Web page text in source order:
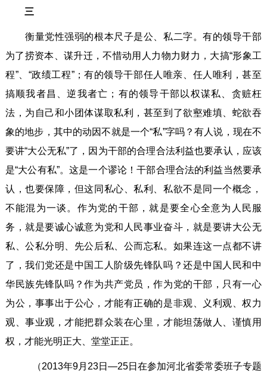
三
衡量党性强弱的根本尺子是公、私二字。有的领导干部
为了捞资本、谋升迁，不惜动用人力物力财力，大搞“形象工
程”、“政绩工程”；有的领导干部任人唯亲、任人唯利，甚至
搞顺我者昌、逆我者亡；有的领导干部以权谋私、贪赃枉
法，为自己和小团体谋取私利，甚至到了欲壑难填、蛇欲吞
象的地步，其中的动因不就是一个“私”字吗？有人说，现在不
要讲“大公无私”了，因为干部的合理合法利益也要承认，应该
是“大公有私”。这是一个谬论！干部合理合法的利益当然要承
认，也要保障，但这同私心、私利、私欲不是同一个概念，
不能混为一谈。作为党的干部，就是要全心全意为人民服
务，就是要诚心诚意为党和人民事业奋斗，就是要讲大公无
私、公私分明、先公后私、公而忘私。如果连这一点都不讲
了，我们党还是中国工人阶级先锋队吗？还是中国人民和中
华民族先锋队吗？作为共产党员，作为党的干部，只有一心
为公，事事出于公心，才能有正确的是非观、义利观、权力
观、事业观，才能把群众装在心里，才能坦荡做人、谨慎用
权，才能光明正大、堂堂正正。
（2013年9月23日—25日在参加河北省委常委班子专题